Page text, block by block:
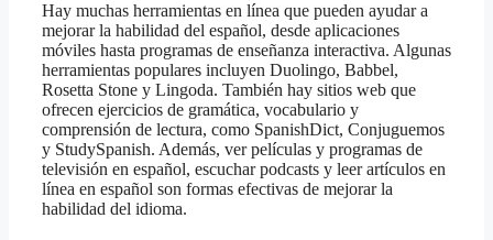
Hay muchas herramientas en línea que pueden ayudar a
mejorar la habilidad del español, desde aplicaciones
móviles hasta programas de enseñanza interactiva. Algunas
herramientas populares incluyen Duolingo, Babbel,
Rosetta Stone y Lingoda. También hay sitios web que
ofrecen ejercicios de gramática, vocabulario y
comprensión de lectura, como SpanishDict, Conjuguemos
y StudySpanish. Además, ver películas y programas de
televisión en español, escuchar podcasts y leer artículos en
línea en español son formas efectivas de mejorar la
habilidad del idioma.